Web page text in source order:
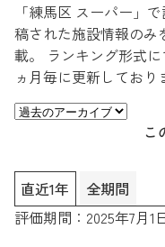
「練馬区 スーパー」
稿された施設情報のみ
載。 ランキング形式
ヵ月毎に更新しており
こ
直近1年
全期間
評価期間：2025年7月1